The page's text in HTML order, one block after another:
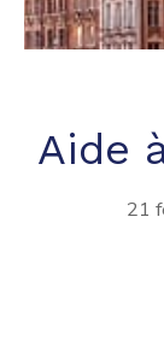
Aide
21